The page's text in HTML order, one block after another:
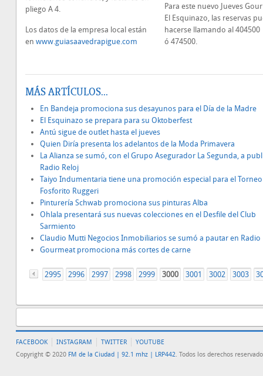
pliego A 4.
Los datos de la empresa local están
en www.guiasaavedrapigue.com
Para este nuevo Jueves
El Esquinazo, las reservas
hacerse llamando al 404500
ó 474500.
MÁS ARTÍCULOS...
En Bandeja promociona sus desayunos para el Día de la Madre
El Esquinazo se prepara para su Oktoberfest
Antú sigue de outlet hasta el jueves
Quien Diría presenta los adelantos de la Moda Primavera
La Alianza se sumó, con el Grupo Asegurador La Segunda, a
Radio Reloj
Taiyo Indumentaria tiene una promoción especial para el Torneo
Fosforito Ruggeri
Pinturería Schwab promociona sus pinturas Alba
Ohlala presentará sus nuevas colecciones en el Desfile del Club
Sarmiento
Claudio Mutti Negocios Inmobiliarios se sumó a pautar en Radio
Gourmeat promociona más cortes de carne
«
2995 2996 2997 2998 2999 3000 3001 3002 3003
FACEBOOK INSTAGRAM TWITTER
YOUTUBE
Copyright © 2020 FM de la Ciudad | 92.1 mhz | LRP442. Todos los derechos